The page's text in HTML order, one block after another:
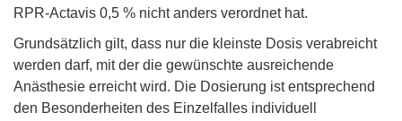
RPR-Actavis 0,5 % nicht anders verordnet hat.
Grundsätzlich gilt, dass nur die kleinste Dosis verabreicht
werden darf, mit der die gewünschte ausreichende
Anästhesie erreicht wird. Die Dosierung ist entsprechend
den Besonderheiten des Einzelfalles individuell